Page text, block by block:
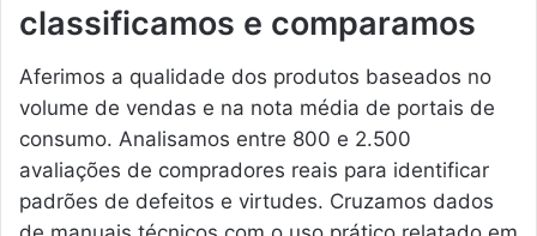
classificamos e comparamos
Aferimos a qualidade dos produtos baseados no
volume de vendas e na nota média de portais de
consumo. Analisamos entre 800 e 2.500
avaliações de compradores reais para identificar
padrões de defeitos e virtudes. Cruzamos dados